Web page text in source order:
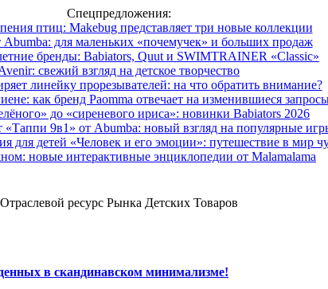
Спецпредложения:
птиц: Makebug представляет три новые коллекции
для маленьких «почемучек» и больших продаж
бренды: Babiators, Quut и SWIMTRAINER «Classic»
свежий взгляд на детское творчество
линейку прорезывателей: на что обратить внимание?
как бренд Paomma отвечает на изменившиеся
до «сиреневого ириса»: новинки Babiators 2026
9в1» от Abumba: новый взгляд на популярные
для детей «Человек и его эмоции»: путешествие в мир
новые интерактивные энциклопедии от Malamalama
Отраслевой ресурс Рынка Детских Товаров
в скандинавском минимализме!